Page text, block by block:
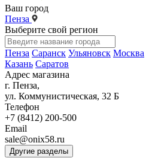
Ваш город
Пенза
Выберите свой регион
Пенза Саранск Ульяновск Москва
Казань Саратов
Адрес магазина
г. Пенза,
ул. Коммунистическая, 32 Б
Телефон
+7 (8412) 200-500
Email
sale@onix58.ru
Другие разделы